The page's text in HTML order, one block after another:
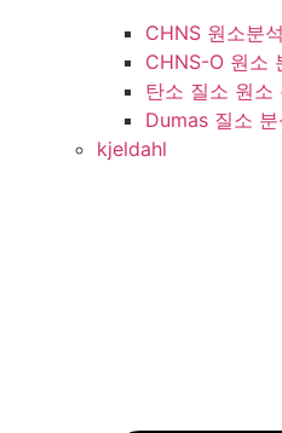
CHNS 원소분
CHNS-O 원소
탄소 질소 원소
Dumas 질소 분
kjeldahl